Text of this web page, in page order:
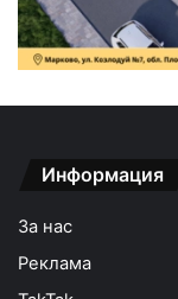
Информация
За нас
Реклама